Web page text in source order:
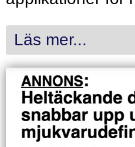
Läs mer...